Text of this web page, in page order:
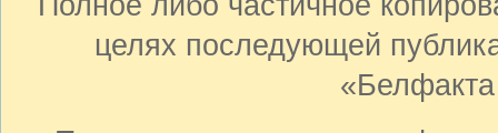
целях последующей